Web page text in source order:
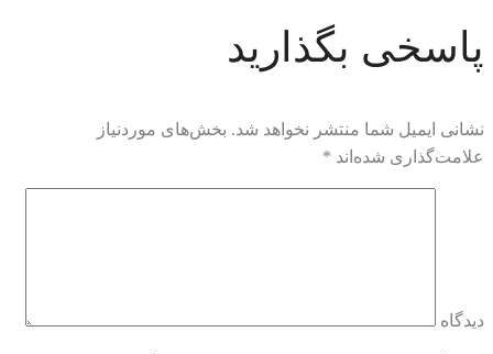
پاسخی بگذارید
نشانی ایمیل شما منتشر نخواهد شد. بخش‌های موردنیاز
علامت‌گذاری شده‌اند *
دیدگاه